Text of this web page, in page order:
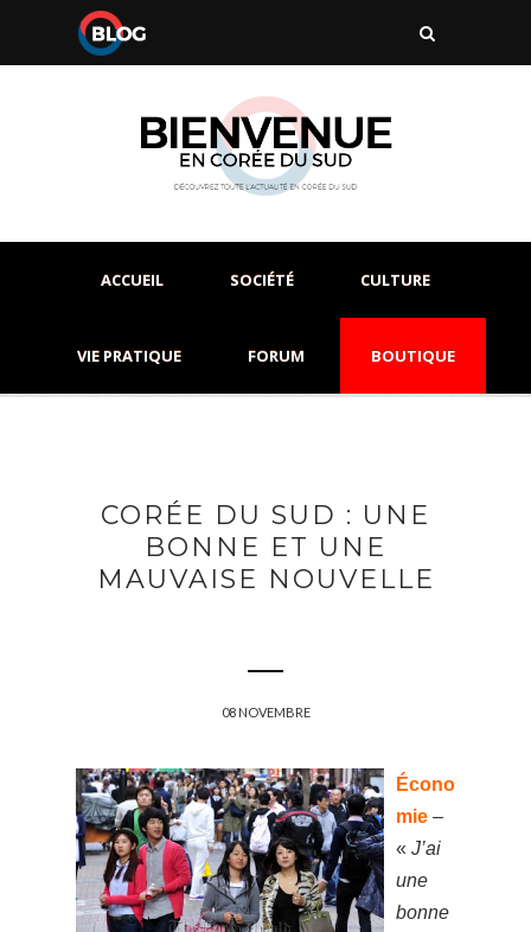
ACCUEIL SOCIÉTÉ CULTURE
VIE PRATIQUE FORUM BOUTIQUE
CORÉE DU SUD : UNE
BONNE ET UNE
MAUVAISE NOUVELLE
08 NOVEMBRE
Écono
mie –
« J’ai
une
bonne